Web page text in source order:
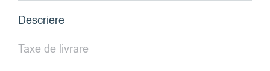
Descriere
Taxe de livrare